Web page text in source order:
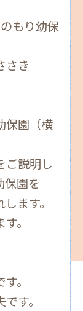
もり幼保
き
保園（横
ご説明し
保園を
ます。
。
。
す。